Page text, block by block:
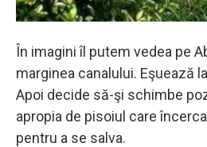
În imagini îl putem vedea pe
marginea canalului. Eşuează
Apoi decide să-şi schimbe
apropia de pisoiul care
pentru a se salva.